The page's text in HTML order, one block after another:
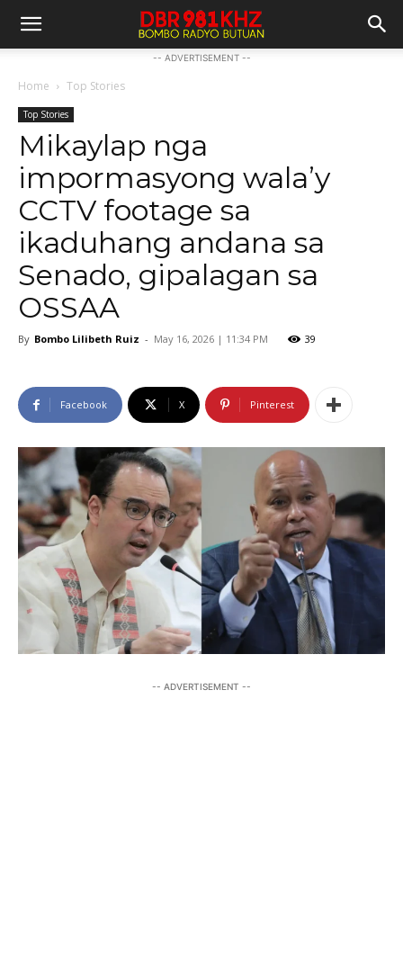
-- ADVERTISEMENT --
Home Top Stories
Top Stories
Mikaylap nga
impormasyong wala’y
CCTV footage sa
ikaduhang andana sa
Senado, gipalagan sa
OSSAA
By Bombo Lilibeth Ruiz - May 16, 2026 | 11:34 PM 39
Facebook X Pinterest
-- ADVERTISEMENT --